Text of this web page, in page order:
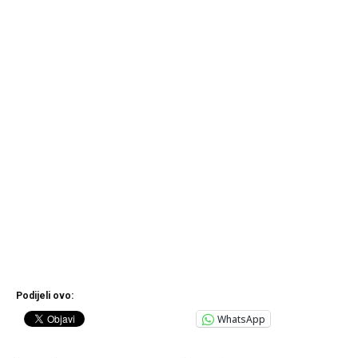
Podijeli ovo:
WhatsApp